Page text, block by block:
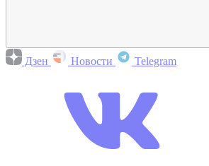
Дзен Новости Telegram